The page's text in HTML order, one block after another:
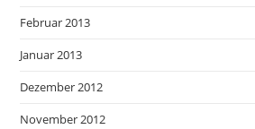
Februar 2013
Januar 2013
Dezember 2012
November 2012